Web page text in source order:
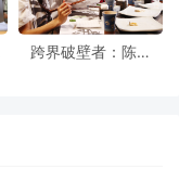
跨界破壁者：陈岩